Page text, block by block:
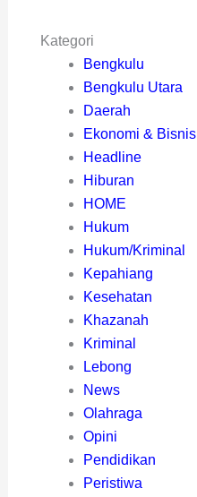
Kategori
Bengkulu
Bengkulu Utara
Daerah
Ekonomi & Bisnis
Headline
Hiburan
HOME
Hukum
Hukum/Kriminal
Kepahiang
Kesehatan
Khazanah
Kriminal
Lebong
News
Olahraga
Opini
Pendidikan
Peristiwa